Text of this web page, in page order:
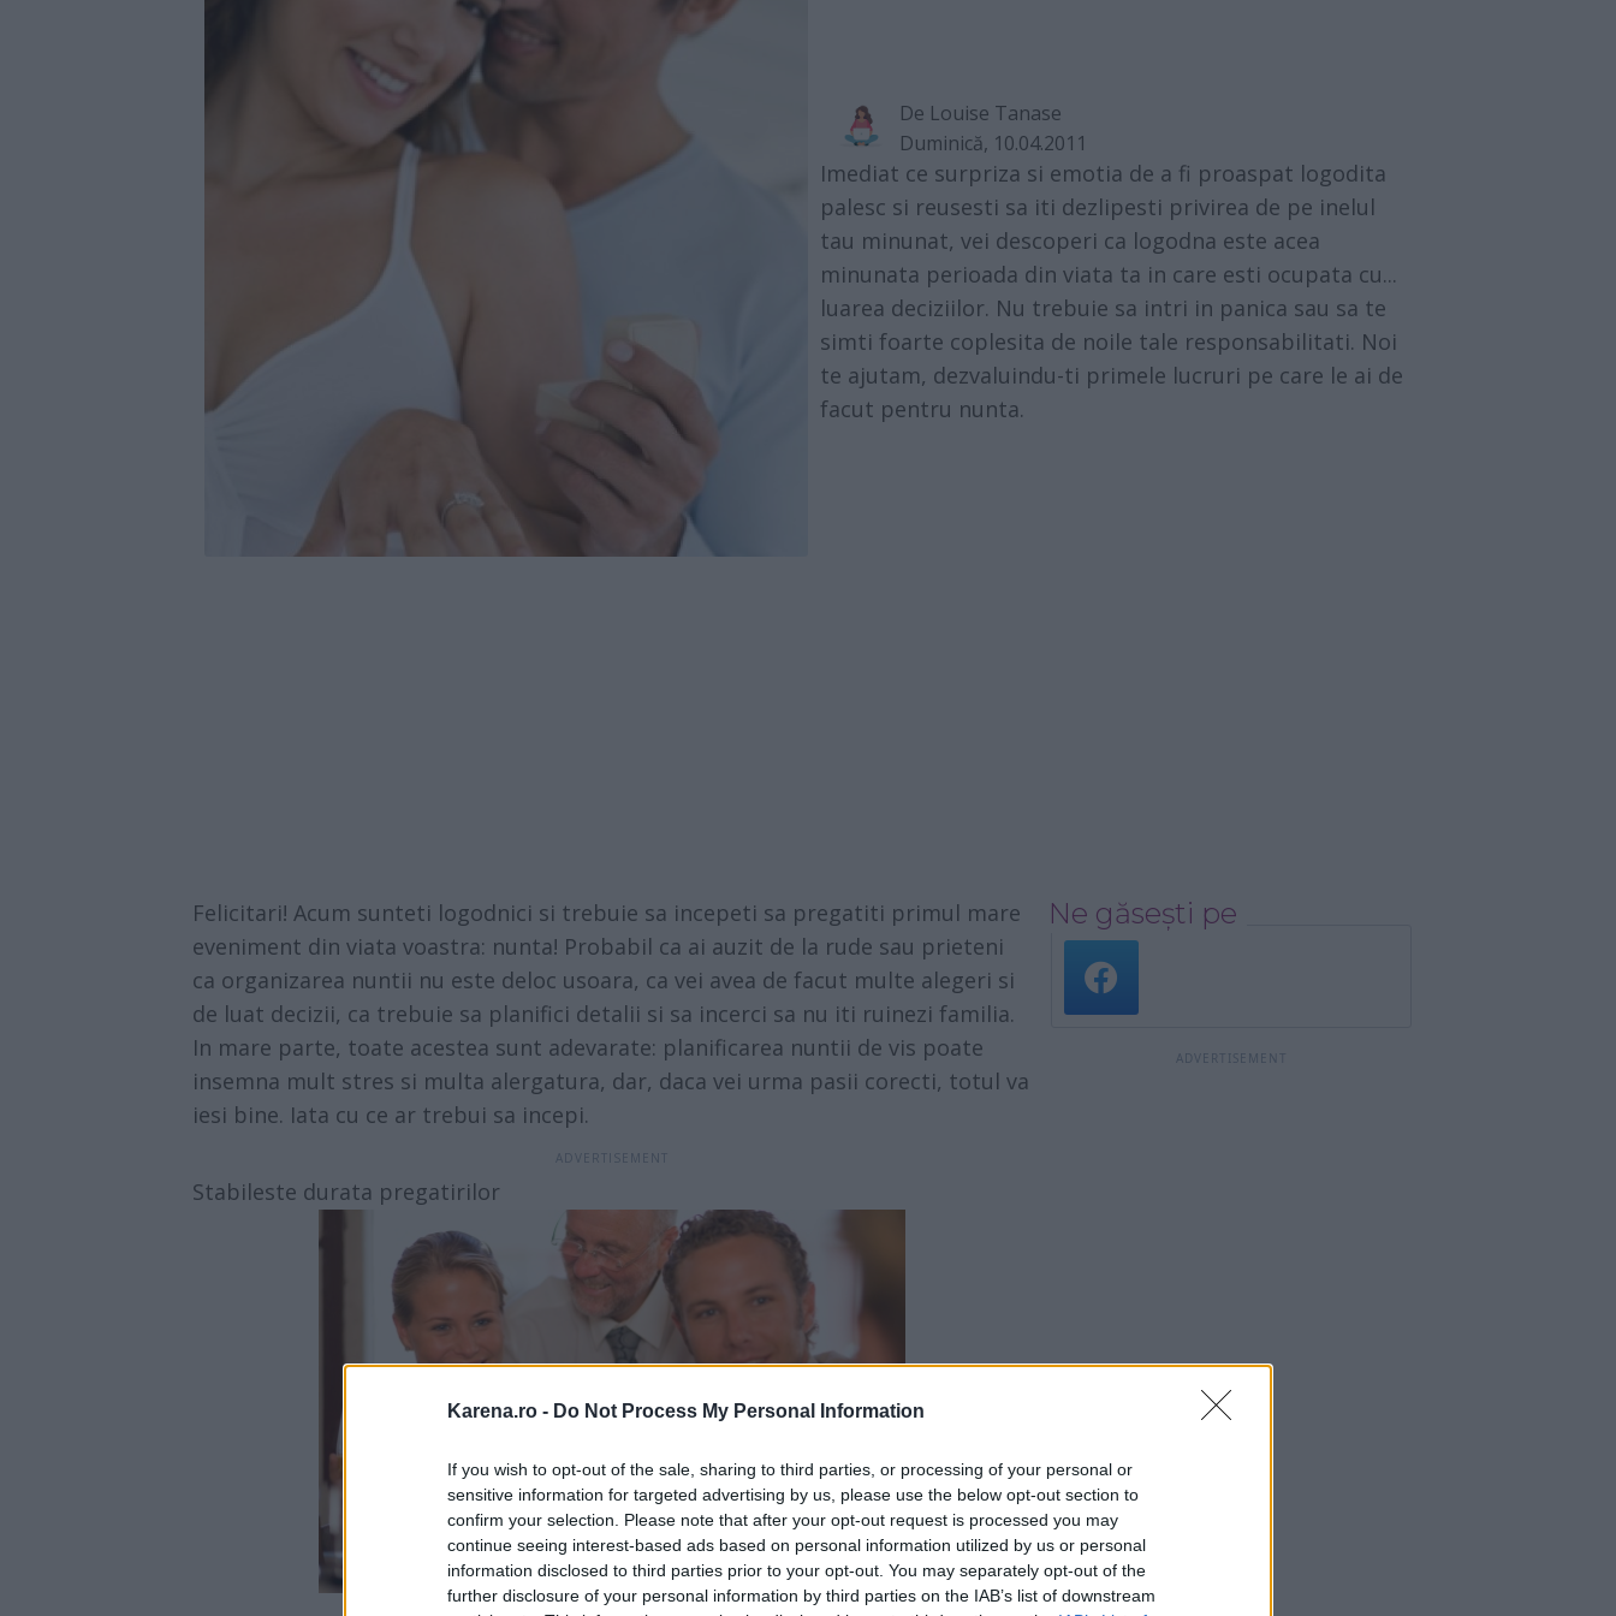
Karena.ro - Do Not Process My Personal Information
If you wish to opt-out of the sale, sharing to third parties, or processing of your personal or
sensitive information for targeted advertising by us, please use the below opt-out section to
confirm your selection. Please note that after your opt-out request is processed you may
continue seeing interest-based ads based on personal information utilized by us or personal
information disclosed to third parties prior to your opt-out. You may separately opt-out of the
further disclosure of your personal information by third parties on the IAB’s list of downstream
De Louise Tanase
Duminică, 10.04.2011
Imediat ce surpriza si emotia de a fi proaspat logodita
palesc si reusesti sa iti dezlipesti privirea de pe inelul
tau minunat, vei descoperi ca logodna este acea
minunata perioada din viata ta in care esti ocupata cu...
luarea deciziilor. Nu trebuie sa intri in panica sau sa te
simti foarte coplesita de noile tale responsabilitati. Noi
te ajutam, dezvaluindu-ti primele lucruri pe care le ai de
facut pentru nunta.
Felicitari! Acum sunteti logodnici si trebuie sa incepeti sa pregatiti primul mare
eveniment din viata voastra: nunta! Probabil ca ai auzit de la rude sau prieteni
ca organizarea nuntii nu este deloc usoara, ca vei avea de facut multe alegeri si
de luat decizii, ca trebuie sa planifici detalii si sa incerci sa nu iti ruinezi familia.
In mare parte, toate acestea sunt adevarate: planificarea nuntii de vis poate
insemna mult stres si multa alergatura, dar, daca vei urma pasii corecti, totul va
iesi bine. Iata cu ce ar trebui sa incepi.
Stabileste durata pregatirilor
Ne găsești pe